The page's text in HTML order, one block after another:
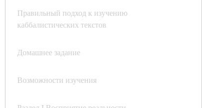
Правильный подход к изучению
каббалистических текстов
Домашнее задание
Возможности изучения